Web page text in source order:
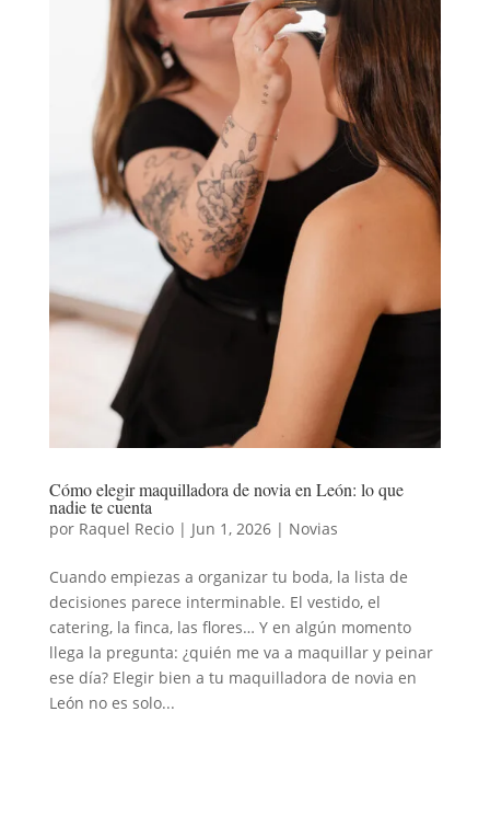
Cómo elegir maquilladora de novia en León: lo que
nadie te cuenta
por Raquel Recio| Jun 1, 2026| Novias
Cuando empiezas a organizar tu boda, la lista de
decisiones parece interminable. El vestido, el
catering, la finca, las flores… Y en algún momento
llega la pregunta: ¿quién me va a maquillar y peinar
ese día? Elegir bien a tu maquilladora de novia en
León no es solo...